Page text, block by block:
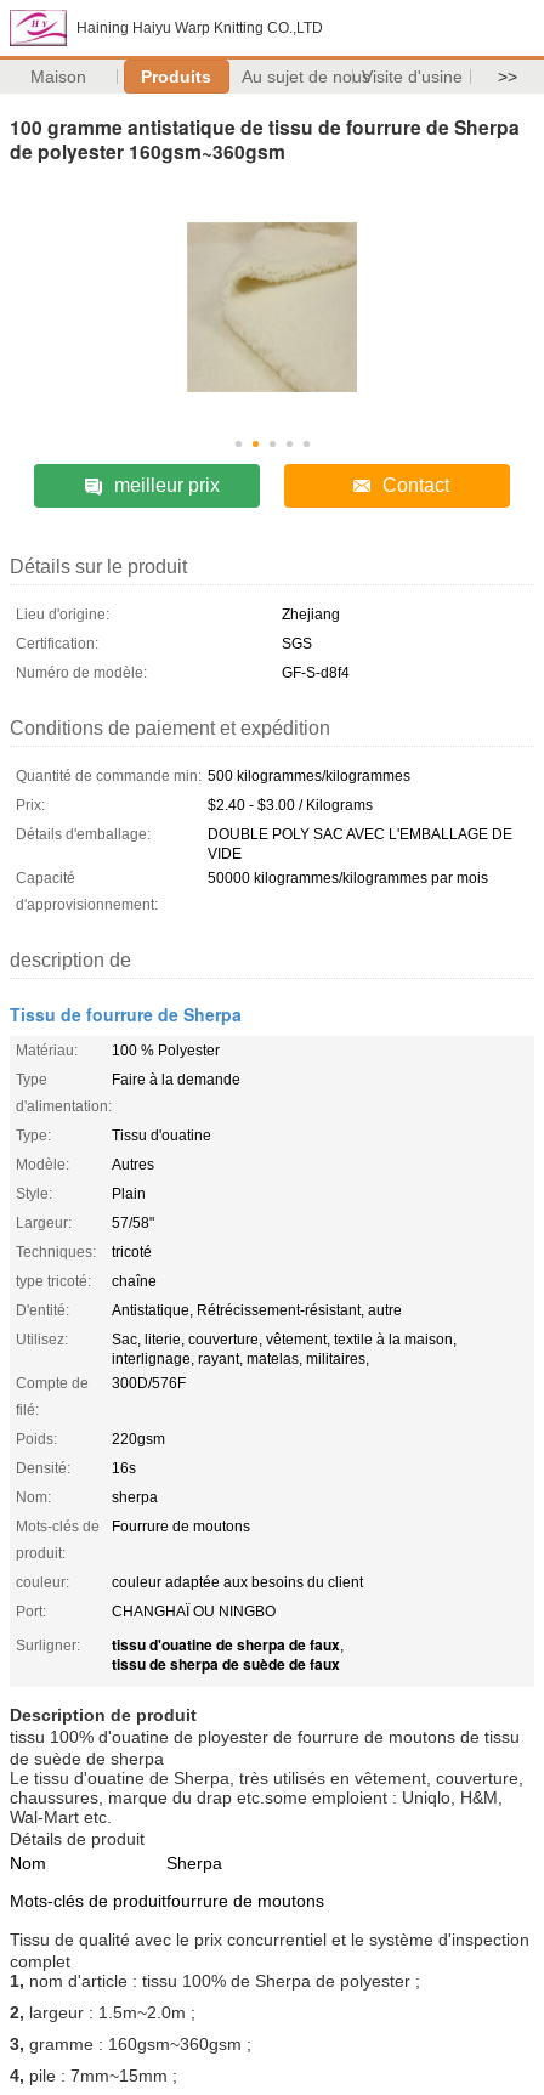
Haining Haiyu Warp Knitting CO.,LTD
Maison Produits Au sujet de nousVisite d'usine >>
100 gramme antistatique de tissu de fourrure de Sherpa
de polyester 160gsm~360gsm
meilleur prix Contact
Détails sur le produit
Lieu d'origine:
Zhejiang
Certification:
SGS
Numéro de modèle:
GF-S-d8f4
Conditions de paiement et expédition
Quantité de commande min: 500 kilogrammes/kilogrammes
Prix:
$2.40 - $3.00 / Kilograms
Détails d'emballage:
DOUBLE POLY SAC AVEC L'EMBALLAGE DE
VIDE
Capacité
d'approvisionnement:
50000 kilogrammes/kilogrammes par mois
description de
Tissu de fourrure de Sherpa
Matériau:
100 % Polyester
Type
d'alimentation:
Faire à la demande
Type:
Tissu d'ouatine
Modèle:
Autres
Style:
Plain
Largeur:
57/58"
Techniques:
tricoté
type tricoté:
chaîne
D'entité:
Antistatique, Rétrécissement-résistant, autre
Utilisez:
Sac, literie, couverture, vêtement, textile à la maison,
interlignage, rayant, matelas, militaires,
Compte de
filé:
300D/576F
Poids:
220gsm
Densité:
16s
Nom:
sherpa
Mots-clés de
produit:
Fourrure de moutons
couleur:
couleur adaptée aux besoins du client
Port:
CHANGHAÏ OU NINGBO
Surligner:
tissu d'ouatine de sherpa de faux,
tissu de sherpa de suède de faux
Description de produit
tissu 100% d'ouatine de ployester de fourrure de moutons de tissu
de suède de sherpa
Le tissu d'ouatine de Sherpa, très utilisés en vêtement, couverture,
chaussures, marque du drap etc.some emploient : Uniqlo, H&M,
Wal-Mart etc.
Détails de produit
Nom
Sherpa
Mots-clés de produitfourrure de moutons
Tissu de qualité avec le prix concurrentiel et le système d'inspection
complet
1, nom d'article : tissu 100% de Sherpa de polyester ;
2, largeur : 1.5m~2.0m ;
3, gramme : 160gsm~360gsm ;
4, pile : 7mm~15mm ;